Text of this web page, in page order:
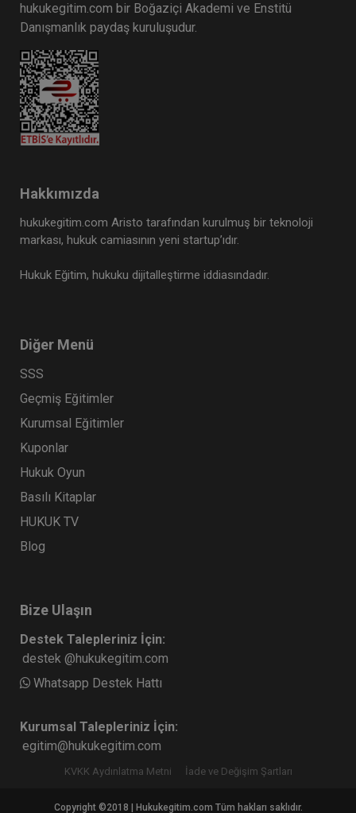
hukukegitim.com bir Boğaziçi Akademi ve Enstitü
Danışmanlık paydaş kuruluşudur.
Hakkımızda
hukukegitim.com Aristo tarafından kurulmuş bir teknoloji
markası, hukuk camiasının yeni startup’ıdır.
Hukuk Eğitim, hukuku dijitalleştirme iddiasındadır.
Diğer Menü
SSS
Geçmiş Eğitimler
Kurumsal Eğitimler
Kuponlar
Hukuk Oyun
Basılı Kitaplar
HUKUK TV
Blog
Bize Ulaşın
Destek Talepleriniz İçin:
destek @hukukegitim.com
Whatsapp Destek Hattı
Kurumsal Talepleriniz İçin:
egitim@hukukegitim.com
KVKK Aydınlatma Metni İade ve Değişim Şartları
Copyright ©2018 | Hukukegitim.com Tüm hakları saklıdır.